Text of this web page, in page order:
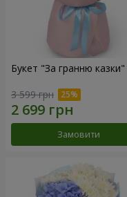
Букет "За гранню казки"
3 599 грн
Замовити